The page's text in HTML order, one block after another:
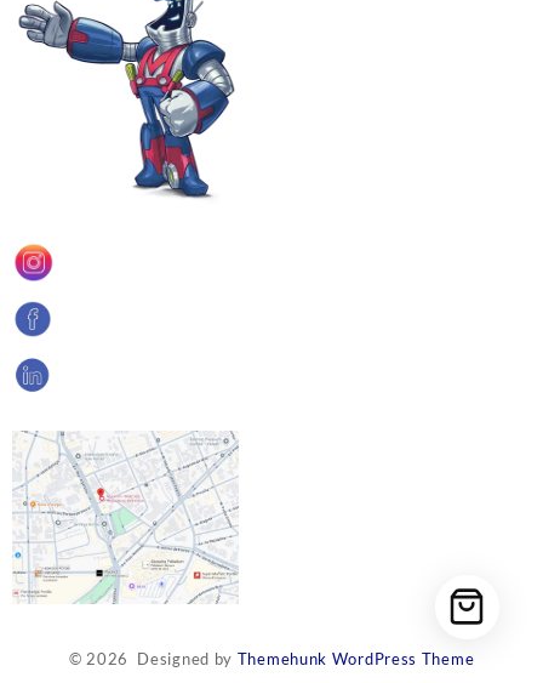
© 2026 Designed by Themehunk WordPress Theme